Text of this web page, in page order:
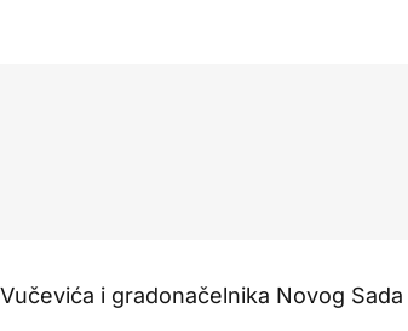
i gradonačelnika Novog Sada